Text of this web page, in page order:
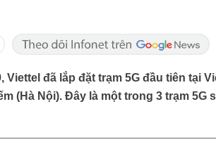
Viettel đã lắp đặt trạm 5G đầu tiên tại
(Hà Nội). Đây là một trong 3 trạm